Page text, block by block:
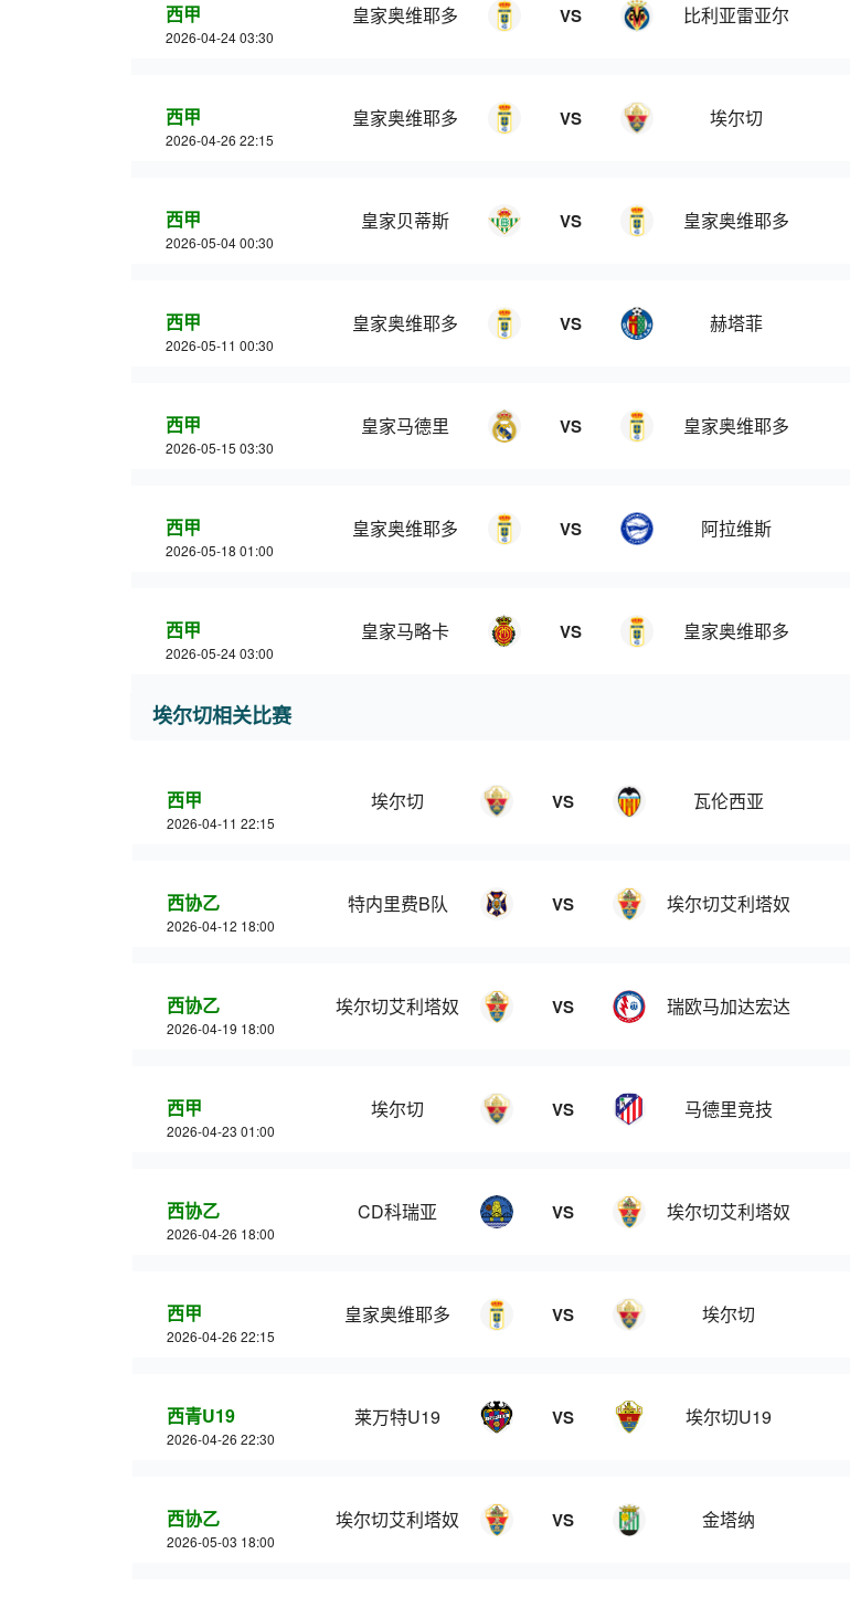
西甲
2026-04-24 03:30
皇家奥维耶多 VS 比利亚雷亚尔
西甲
2026-04-26 22:15
皇家奥维耶多 VS 埃尔切
西甲
2026-05-04 00:30
皇家贝蒂斯 VS 皇家奥维耶多
西甲
2026-05-11 00:30
皇家奥维耶多 VS 赫塔菲
西甲
2026-05-15 03:30
皇家马德里 VS 皇家奥维耶多
西甲
2026-05-18 01:00
皇家奥维耶多 VS 阿拉维斯
西甲
2026-05-24 03:00
皇家马略卡 VS 皇家奥维耶多
埃尔切相关比赛
西甲
2026-04-11 22:15
埃尔切 VS 瓦伦西亚
西协乙
2026-04-12 18:00
特内里费B队 VS 埃尔切艾利塔奴
西协乙
2026-04-19 18:00
埃尔切艾利塔奴 VS 瑞欧马加达宏达
西甲
2026-04-23 01:00
埃尔切 VS 马德里竞技
西协乙
2026-04-26 18:00
CD科瑞亚 VS 埃尔切艾利塔奴
西甲
2026-04-26 22:15
皇家奥维耶多 VS 埃尔切
西青U19
2026-04-26 22:30
莱万特U19 VS 埃尔切U19
西协乙
2026-05-03 18:00
埃尔切艾利塔奴 VS 金塔纳